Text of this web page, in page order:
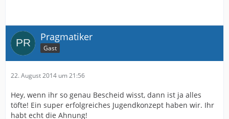
Pragmatiker
Gast
22. August 2014 um 21:56
Hey, wenn ihr so genau Bescheid wisst, dann ist ja alles
töfte! Ein super erfolgreiches Jugendkonzept haben wir. Ihr
habt echt die Ahnung!